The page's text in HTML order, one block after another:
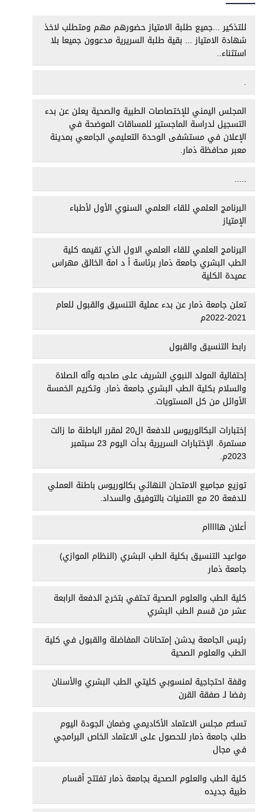
للتذكير ...جميع طلبة الامتياز حضورهم مهم ومتطلب لاخذ
شهادة الامتياز ... بقية طلبة السريرية مدعوون جميعا بلا
استثناء..
.
المجلس اليمني للإختصاصات الطبية والصحية يعلن عن بدء
التسجيل لدراسة الماجستير للمساقات الموضحة في
الإعلان في مستشفى الوحدة التعليمي الجامعي بمدينة
معبر محافظة ذمار.
.....
البرنامج العلمي للقاء العلمي السنوي الأول لأطباء
الإمتياز
البرنامج العلمي للقاء العلمي الاول الذي تقيمه كلية
الطب البشري جامعة ذمار برئاسة أ د امة الخالق مهراس
عميدة الكلية
تعلن جامعة ذمار عن بدء عملية التنسيق والقبول للعام
2021-2022م
رابط التنسيق والقبول
إحتفالية المولد النبوي الشريف على صاحبه وآله الصلاة
والسلام بكلية الطب البشري جامعة ذمار. وتكريم الخمسة
الأوائل من كل المستويات.
إختبارات البكالوريوس للدفعة ال20 لمقرر الباطنة ما زالت
مستمرة. الإختبارات السريرية بدأت اليوم 23 سبتمبر
2023م.
توزيع مجاميع الامتحان النهائي بكالوريوس باطنة العملي
للدفعة 20 مع التمنيات بالتوفيق والسداد.
أعلان هااااام
مواعيد التنسيق بكلية الطب البشري (النظام الموازي)
جامعة ذمار
كلية الطب والعلوم الصحية تحتفي بتخرج الدفعة الرابعة
عشر من قسم الطب البشري
رئيس الجامعة يدشن إمتحانات المفاضلة والقبول في كلية
الطب والعلوم الصحية
وقفة احتجاجية لمنسوبي كليتي الطب البشري والأسنان
رفضا لـ صفقة القرن
تسلـّم مجلس الاعتماد الأكاديمي وضمان الجودة اليوم
طلب جامعة ذمار للحصول على الاعتماد الخاص البرامجي
في مجال
كلية الطب والعلوم الصحية بجامعة ذمار تفتتح أقسام
طبية جديده